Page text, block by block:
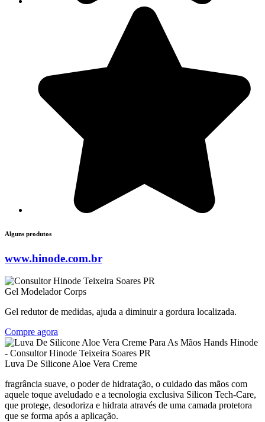
Alguns produtos
www.hinode.com.br
Gel Modelador Corps
Gel redutor de medidas, ajuda a diminuir a gordura localizada.
Compre agora
Luva De Silicone Aloe Vera Creme
fragrância suave, o poder de hidratação, o cuidado das mãos com
aquele toque aveludado e a tecnologia exclusiva Silicon Tech-Care,
que protege, desodoriza e hidrata através de uma camada protetora
que se forma após a aplicação.